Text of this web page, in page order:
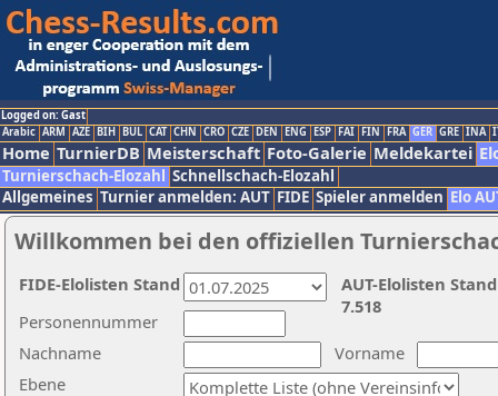
Logged on: Gast
Arabic ARM AZE BIH BUL CAT CHN CRO CZE DEN ENG ESP FAI FIN FRA GER GRE INA
Home TurnierDB Meisterschaft Foto-Galerie Meldekartei
Turnierschach-Elozahl Schnellschach-Elozahl
Allgemeines Turnier anmelden: AUT FIDE Spieler anmelden Elo
Willkommen bei den offiziellen
Nachname
Vorname
Ebene
Personennummer
AUT-Elolisten
7.518
FIDE-Elolisten Stand